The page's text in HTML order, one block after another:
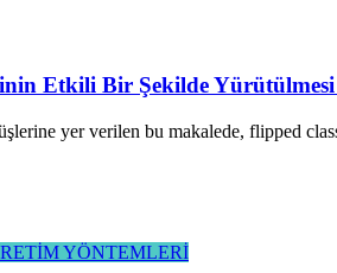
Etkili Bir Şekilde
yer verilen bu makalede, flipped
YÖNTEMLERİ